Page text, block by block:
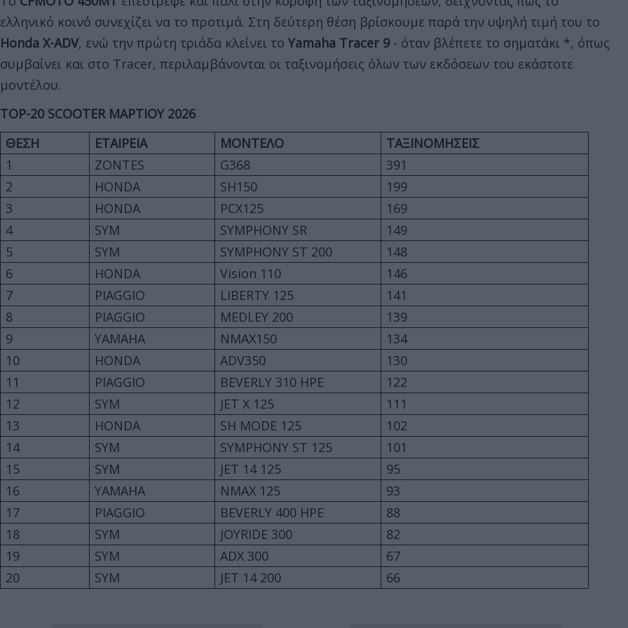
ελληνικό κοινό συνεχίζει να το προτιμά. Στη δεύτερη θέση βρίσκουμε παρά την υψηλή τιμή του το
Honda Χ-ADV, ενώ την πρώτη τριάδα κλείνει το Yamaha Tracer 9 - όταν βλέπετε το σηματάκι *, όπως
συμβαίνει και στο Tracer, περιλαμβάνονται οι ταξινομήσεις όλων των εκδόσεων του εκάστοτε
μοντέλου.
TOP-20 SCOOTER ΜΑΡΤΙΟΥ2026
ΘΕΣΗ
ΕΤΑΙΡΕΙΑ ΜΟΝΤΕΛΟ
ΤΑΞΙΝΟΜΗΣΕΙΣ
1
ZONTES G368
391
2
HONDA SH150
199
3
HONDA PCX125
169
4
SYM SYMPHONY SR
149
5
SYM SYMPHONY ST 200
148
6
HONDA Vision 110
146
7
PIAGGIO LIBERTY 125
141
8
PIAGGIO MEDLEY 200
139
9
YAMAHA NMAX150
134
10
HONDA ADV350
130
11
PIAGGIO BEVERLY 310 HPE
122
12
SYM JET X 125
111
13
HONDA SH MODE 125
102
14
SYM SYMPHONY ST 125
101
15
SYM JET 14 125
95
16
YAMAHA NMAX 125
93
17
PIAGGIO BEVERLY 400 HPE
88
18
SYM JOYRIDE 300
82
19
SYM ADX 300
67
20
SYM JET 14 200 66